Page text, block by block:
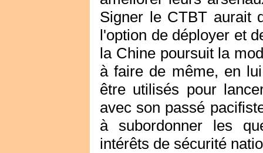
Signer le CTBT aurait
l'option de déployer et
la Chine poursuit la
à faire de même, en
être utilisés pour
avec son passé
à subordonner les
intérêts de sécurité